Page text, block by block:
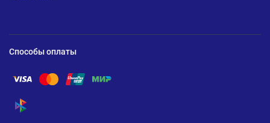
Способы оплаты
Помощь по оплате Visa
Помощь по оплате Mastercard
Помощь по оплате UnionPay
Помощь по оплате Мир
Помощь по оплате СБП